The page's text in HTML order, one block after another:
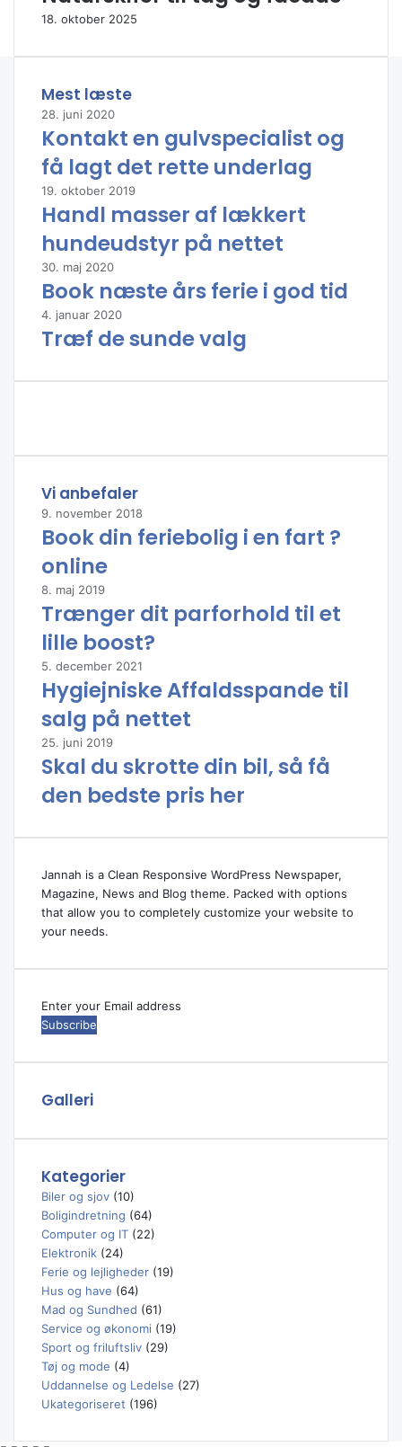
i
e
.
d
k
a
u
t
v
æ
r
k
s
t
d
r
s
t
d
B
l
e
r
u
p
s
e
r
e
o
g
r
s
y
f
,
e
a
n
,
v
æ
18. oktober 2025
Mest læste
28. juni 2020
Kontakt en gulvspecialist og
få lagt det rette underlag
19. oktober 2019
Handl masser af lækkert
hundeudstyr på nettet
30. maj 2020
Book næste års ferie i god tid
4. januar 2020
Træf de sunde valg
Vi anbefaler
9. november 2018
Book din feriebolig i en fart ?
online
8. maj 2019
Trænger dit parforhold til et
lille boost?
5. december 2021
Hygiejniske Affaldsspande til
salg på nettet
25. juni 2019
Skal du skrotte din bil, så få
den bedste pris her
Jannah is a Clean Responsive WordPress Newspaper,
Magazine, News and Blog theme. Packed with options
that allow you to completely customize your website to
your needs.
Enter
your
address
Galleri
Kategorier
Biler og sjov (10)
Boligindretning (64)
Computer og IT (22)
Elektronik (24)
Ferie og lejligheder (19)
Hus og have (64)
Mad og Sundhed (61)
Service og økonomi (19)
Sport og friluftsliv (29)
Tøj og mode (4)
Uddannelse og Ledelse (27)
Ukategoriseret (196)